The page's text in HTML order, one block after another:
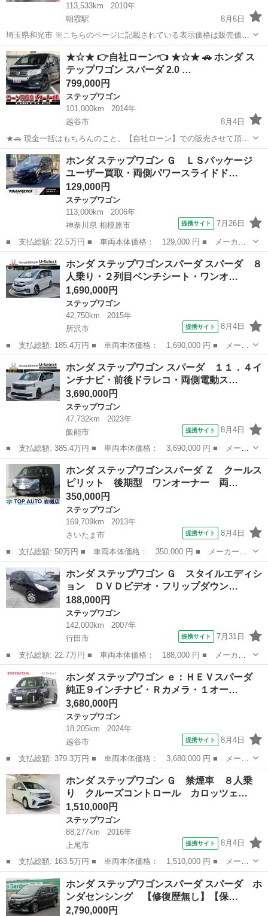
113,533km
2010年
朝霞駅
8月6日
埼玉県和光市 ※こちらのページに記載されている表示価格は販売価格
ではございません 交換車種：NBOX ウェイク フリード オデッセイ プ
リウス アクア アルファード ヴェルファイア 興味あります。その他車
種もお気軽にコメン...
埼玉 朝霞市 朝霞駅 ステップワゴン 車両
★☆★ 👉自社ローン👈 ★☆★ 🚗 ホンダ ス
テップワゴン スパーダ 2.0 …
799,000円
ステップワゴン
101,000km
2014年
越谷市
8月4日
★🚗 現金一括はもちろんのこと、【自社ローン】での販売させて頂い
ております！ 🚗★ " 買い方いろいろ！🎵 " " 安心安全な自社ローン中
古車販売！🎵🎵 " 【🏠カートルズ越谷店🏠】 【🚗 ホン...
埼玉 越谷市 ステップワゴン カートルズ
ホンダ ステップワゴン Ｇ ＬＳパッケージ
ユーザー買取・両側パワースライドド…
129,000円
ステップワゴン
113,000km
2006年
神奈川県 相模原市
提携サイト 7月26日
■ 支払総額: 22.5万円 ■ 車両本体価格： 129,000 円 ■ メーカー
名： ホンダ ■ 車種名： ステップワゴン ■ グレード名： Ｇ
ＬＳパッケージ ユーザー買取・両側パワースライドドア・ナビ・バ
ックカメラ・...
神奈川 相模原市 ステップワゴン
ホンダ ステップワゴンスパーダ スパーダ ８
人乗り・２列目ベンチシート・ワンオ…
1,690,000円
ステップワゴン
42,750km
2015年
所沢市
提携サイト 8月4日
■ 支払総額: 185.4万円 ■ 車両本体価格： 1,690,000 円 ■ メーカ
ー名： ホンダ ■ 車種名： ステップワゴンスパーダ ■ グレード
名： スパーダ ８人乗り・２列目ベンチシート・ワンオーナー・ホ
ンダセン...
埼玉 所沢市 ステップワゴン
ホンダ ステップワゴン スパーダ １１．４イ
ンチナビ・前後ドラレコ・両側電動ス…
3,690,000円
ステップワゴン
47,732km
2023年
飯能市
提携サイト 8月4日
■ 支払総額: 385.4万円 ■ 車両本体価格： 3,690,000 円 ■ メーカ
ー名： ホンダ ■ 車種名： ステップワゴン ■ グレード名： ス
パーダ １１．４インチナビ・前後ドラレコ・両側電動スライドド
ア・ホンダ...
埼玉 飯能市 ステップワゴン
ホンダ ステップワゴンスパーダ Ｚ クールス
ピリット 後期型 ワンオーナー 両…
350,000円
ステップワゴン
169,709km
2013年
さいたま市
提携サイト 8月4日
■ 支払総額: 50万円 ■ 車両本体価格： 350,000 円 ■ メーカー
名： ホンダ ■ 車種名： ステップワゴンスパーダ ■ グレード
名： Ｚ クールスピリット 後期型 ワンオーナー 両側電動ド
ア ハーフレザー バ...
埼玉 さいたま市 ステップワゴン
ホンダ ステップワゴン Ｇ スタイルエディシ
ョン ＤＶＤビデオ・フリップダウン…
188,000円
ステップワゴン
142,000km
2007年
行田市
提携サイト 7月31日
■ 支払総額: 22.7万円 ■ 車両本体価格： 188,000 円 ■ メーカー
名： ホンダ ■ 車種名： ステップワゴン ■ グレード名： Ｇ
スタイルエディション ＤＶＤビデオ・フリップダウンモニター付
き！ ■ 排気...
埼玉 行田市 ステップワゴン
ホンダ ステップワゴン ｅ：ＨＥＶスパーダ
純正９インチナビ・Ｒカメラ・１オー…
3,680,000円
ステップワゴン
18,205km
2024年
越谷市
提携サイト 8月4日
■ 支払総額: 379.3万円 ■ 車両本体価格： 3,680,000 円 ■ メーカ
ー名： ホンダ ■ 車種名： ステップワゴン ■ グレード名：
ｅ：ＨＥＶスパーダ 純正９インチナビ・Ｒカメラ・１オーナー・禁
煙車・ブラ...
埼玉 越谷市 ステップワゴン
ホンダ ステップワゴン Ｇ 禁煙車 ８人乗
り クルーズコントロール カロッツェ…
1,510,000円
ステップワゴン
88,277km
2016年
上尾市
提携サイト 8月4日
■ 支払総額: 163.5万円 ■ 車両本体価格： 1,510,000 円 ■ メーカ
ー名： ホンダ ■ 車種名： ステップワゴン ■ グレード名：
Ｇ 禁煙車 ８人乗り クルーズコントロール カロッツェリアナ
ビ バックカ...
埼玉 上尾市 ステップワゴン
ホンダ ステップワゴンスパーダ スパーダ ホ
ンダセンシング 【修復歴無し】【保…
2,790,000円